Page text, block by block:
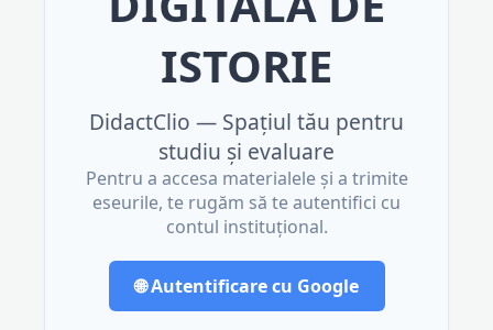
ISTORIE
DidactClio — Spațiul tău pentru
studiu și evaluare
Pentru a accesa materialele și a trimite
eseurile, te rugăm să te autentifici cu
contul instituțional.
🌐 Autentificare cu Google